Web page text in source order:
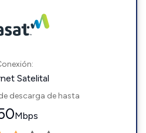
Satelital
descarga de hasta
Mbps